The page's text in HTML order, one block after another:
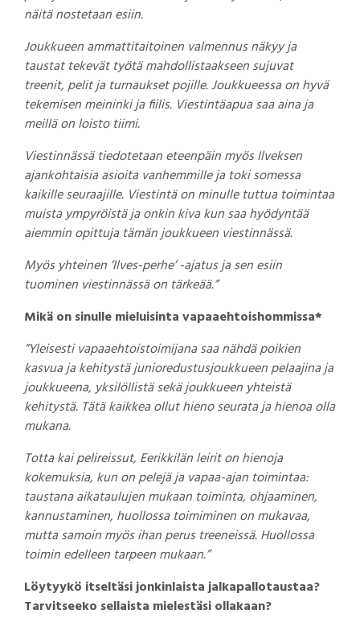
näitä nostetaan esiin.
Joukkueen ammattitaitoinen valmennus näkyy ja
taustat tekevät työtä mahdollistaakseen sujuvat
treenit, pelit ja turnaukset pojille. Joukkueessa on hyvä
tekemisen meininki ja fiilis. Viestintäapua saa aina ja
meillä on loisto tiimi.
Viestinnässä tiedotetaan eteenpäin myös Ilveksen
ajankohtaisia asioita vanhemmille ja toki somessa
kaikille seuraajille. Viestintä on minulle tuttua toimintaa
muista ympyröistä ja onkin kiva kun saa hyödyntää
aiemmin opittuja tämän joukkueen viestinnässä.
Myös yhteinen ’Ilves-perhe’ -ajatus ja sen esiin
tuominen viestinnässä on tärkeää.”
Mikä on sinulle mieluisinta vapaaehtoishommissa*
”Yleisesti vapaaehtoistoimijana saa nähdä poikien
kasvua ja kehitystä junioredustusjoukkueen pelaajina ja
joukkueena, yksilöllistä sekä joukkueen yhteistä
kehitystä. Tätä kaikkea ollut hieno seurata ja hienoa olla
mukana.
Totta kai pelireissut, Eerikkilän leirit on hienoja
kokemuksia, kun on pelejä ja vapaa-ajan toimintaa:
taustana aikataulujen mukaan toiminta, ohjaaminen,
kannustaminen, huollossa toimiminen on mukavaa,
mutta samoin myös ihan perus treeneissä. Huollossa
toimin edelleen tarpeen mukaan.”
Löytyykö itseltäsi jonkinlaista jalkapallotaustaa?
Tarvitseeko sellaista mielestäsi ollakaan?